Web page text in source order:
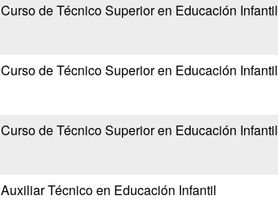
Curso de Técnico Superior en Educación Infantil
Curso de Técnico Superior en Educación Infantil
Curso de Técnico Superior en Educación Infantil
Auxiliar Técnico en Educación Infantil